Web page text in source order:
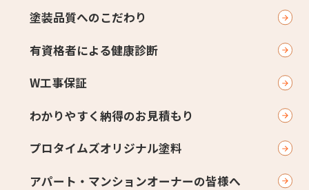
塗装品質へのこだわり
有資格者による健康診断
W工事保証
わかりやすく納得のお見積もり
プロタイムズオリジナル塗料
アパート・マンションオーナーの皆様へ